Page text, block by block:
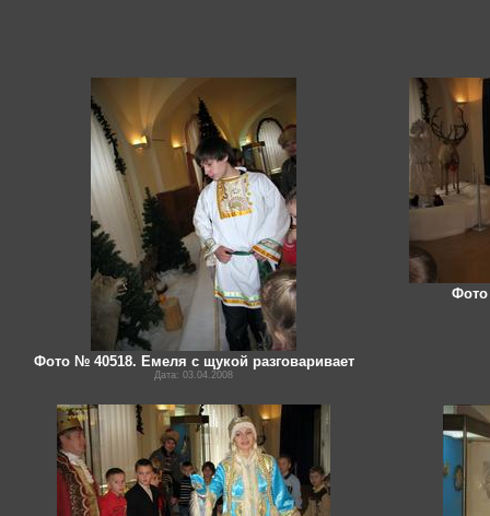
Фото № 40518. Емеля с щукой разговаривает
Дата: 03.04.2008
Фото